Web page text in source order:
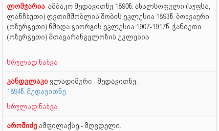
ლომჯარია ამბაკო მედავითნე 1890წ. ახალსოფელი (სუფსა,
ლანჩხუთი) ღვთიმშობლის შობის ეკლესია 1893წ. ბოხვაური
(ოზურგეთი) წმიდა გიორგის ეკლესია 1907-1917წ. ჭანიეთი
(ოზურგეთი) მთავარანგელოზის ეკლესია
სრულად ნახვა
კანდელაკი ვლადიმერი - მედავითნე.
1894წ. მედავითნე
სრულად ნახვა
აროშიძე ამფილაქსე - მღვდელი.